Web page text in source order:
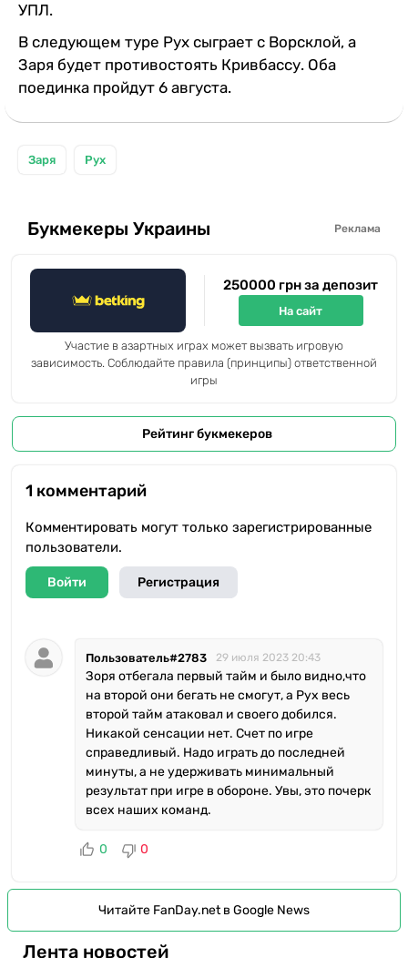
УПЛ.
В следующем туре Рух сыграет с Ворсклой, а
Заря будет противостоять Кривбассу. Оба
поединка пройдут 6 августа.
Заря Рух
Букмекеры Украины Реклама
250000 грн за депозит
На сайт
Участие в азартных играх может вызвать игровую
зависимость. Соблюдайте правила (принципы) ответственной
игры
Рейтинг букмекеров
1 комментарий
Комментировать могут только зарегистрированные
пользователи.
Войти Регистрация
Пользователь#2783 29 июля 2023 20:43
Зоря отбегала первый тайм и было видно,что
на второй они бегать не смогут, а Рух весь
второй тайм атаковал и своего добился.
Никакой сенсации нет. Счет по игре
справедливый. Надо играть до последней
минуты, а не удерживать минимальный
результат при игре в обороне. Увы, это почерк
всех наших команд.
0 0
Читайте FanDay.net в Google News
Лента новостей